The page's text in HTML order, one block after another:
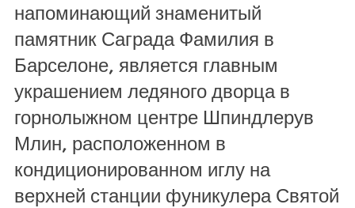
напоминающий знаменитый
памятник Саграда Фамилия в
Барселоне, является главным
украшением ледяного дворца в
горнолыжном центре Шпиндлерув
Млин, расположенном в
кондиционированном иглу на
верхней станции фуникулера Святой